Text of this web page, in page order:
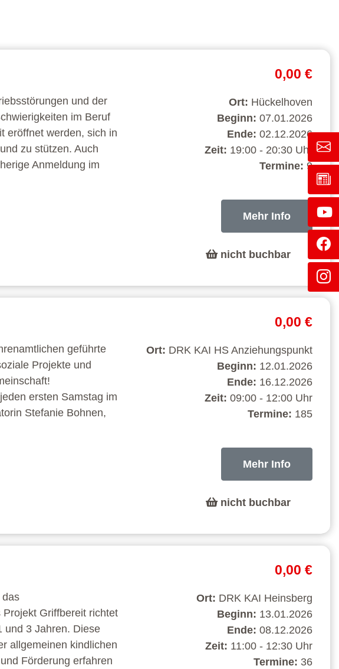
und der
im Beruf
eröffnet werden, sich in
zu stützen. Auch
Anmeldung im
0,00 €
Ort: Hückelhoven
Beginn: 07.01.2026
Ende: 02.12.2026
Zeit: 19:00 - 20:30 Uhr
Termine: 9
Mehr Info
nicht buchbar
geführte
Projekte und
ersten Samstag im
Stefanie Bohnen,
0,00 €
Ort: DRK KAI HS Anziehungspunkt
Beginn: 12.01.2026
Ende: 16.12.2026
Zeit: 09:00 - 12:00 Uhr
Termine: 185
Mehr Info
nicht buchbar
das
Griffbereit richtet
und 3 Jahren. Diese
allgemeinen kindlichen
Förderung erfahren
0,00 €
Ort: DRK KAI Heinsberg
Beginn: 13.01.2026
Ende: 08.12.2026
Zeit: 11:00 - 12:30 Uhr
Termine: 36